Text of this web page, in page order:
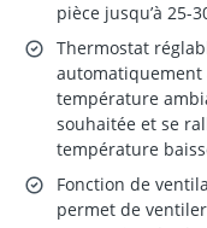
pièce jusqu’à 25-
Thermostat
automatiquement
température
souhaitée et se
température
Fonction de
permet de